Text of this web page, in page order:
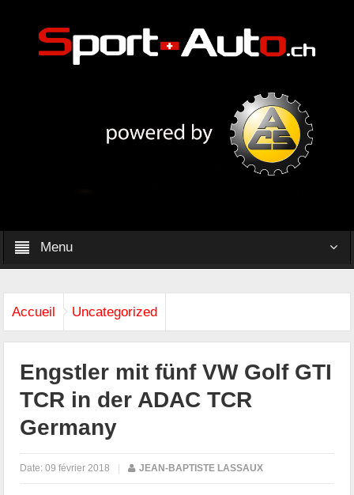
Menu
Accueil Uncategorized
Engstler mit fünf VW Golf GTI
TCR in der ADAC TCR
Germany
Date:09 février 2018 | JEAN-BAPTISTE LASSAUX